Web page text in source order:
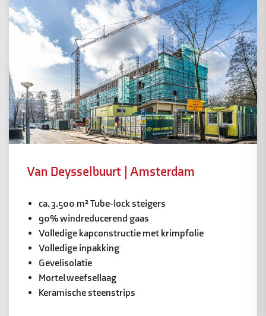
Van Deysselbuurt | Amsterdam
ca. 3.500 m² Tube-lock steigers
90% windreducerend gaas
Volledige kapconstructie met krimpfolie
Volledige inpakking
Gevelisolatie
Mortel weefsellaag
Keramische steenstrips